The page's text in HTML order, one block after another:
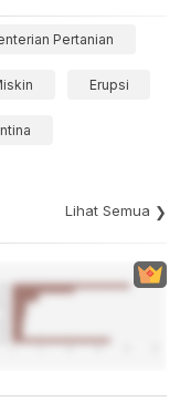
Pertanian
Erupsi
Lihat Semua